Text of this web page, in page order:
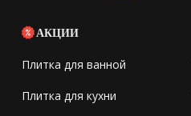
АКЦИИ
Плитка для ванной
Плитка для кухни